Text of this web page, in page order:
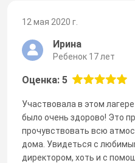
12 мая 2020 г.
Ирина
Ребенок 17 лет
Оценка: 5
Участвовала в этом
было очень здорово! Это
прочувствовать всю
дома. Увидеться с
директором, хоть и с